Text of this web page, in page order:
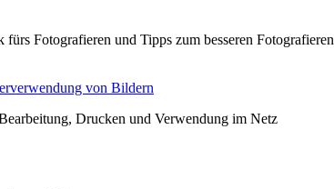
Fotografieren und Tipps zum besseren Fotografieren
von Bildern
Drucken und Verwendung im Netz